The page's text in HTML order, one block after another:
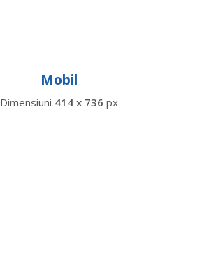
Mobil
Dimensiuni 414 x 736 px